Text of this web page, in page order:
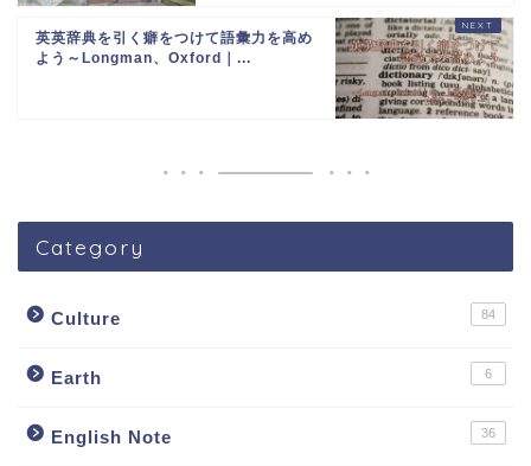
英英辞典を引く癖をつけて語彙力を高め
よう～Longman、Oxford｜...
Category
Culture 84
Earth 6
English Note 36